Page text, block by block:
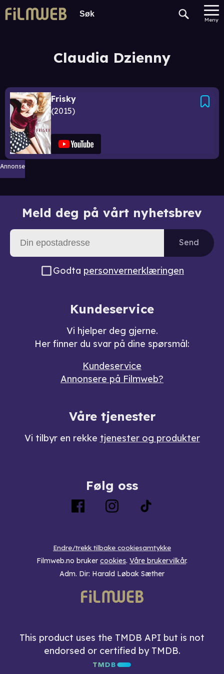
Meny
Claudia Dzienny
Frisky
2015
Annonse
Meld deg på vårt nyhetsbrev
Send
Godta personvernerklæringen
Kundeservice
Vi hjelper deg gjerne.
Her finner du svar på dine spørsmål:
Kundeservice
Annonsere på Filmweb?
Våre tjenester
Vi tilbyr en rekke tjenester og produkter
Følg oss
Endre/trekk tilbake cookiesamtykke
Filmweb.no bruker cookies. Våre brukervilkår.
Adm. Dir: Harald Løbak Sæther
This product uses the TMDB API but is not
endorsed or certified by TMDB.